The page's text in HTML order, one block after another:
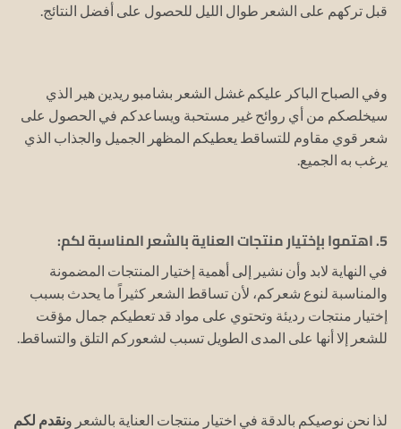
قبل تركهم على الشعر طوال الليل للحصول على أفضل النتائج.
وفي الصباح الباكر عليكم غشل الشعر بشامبو ريدين هير الذي
سيخلصكم من أي روائح غير مستحبة ويساعدكم في الحصول على
شعر قوي مقاوم للتساقط يعطيكم المظهر الجميل والجذاب الذي
يرغب به الجميع.
5. اهتموا بإختيار منتجات العناية بالشعر المناسبة لكم:
في النهاية لابد وأن نشير إلى أهمية إختيار المنتجات المضمونة
والمناسبة لنوع شعركم، لأن تساقط الشعر كثيراً ما يحدث بسبب
إختيار منتجات رديئة وتحتوي على مواد قد تعطيكم جمال مؤقت
للشعر إلا أنها على المدى الطويل تسبب لشعوركم التلق والتساقط.
لذا نحن نوصيكم بالدقة في اختيار منتجات العناية بالشعر ونقدم لكم